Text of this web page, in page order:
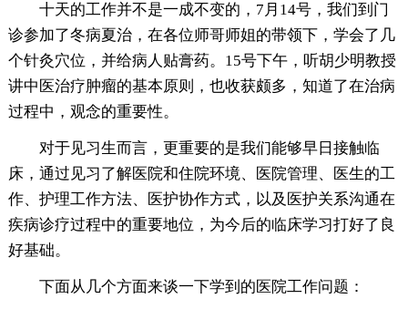
十天的工作并不是一成不变的，7月14号，我们到门
诊参加了冬病夏治，在各位师哥师姐的带领下，学会了几
个针灸穴位，并给病人贴膏药。15号下午，听胡少明教授
讲中医治疗肿瘤的基本原则，也收获颇多，知道了在治病
过程中，观念的重要性。
对于见习生而言，更重要的是我们能够早日接触临
床，通过见习了解医院和住院环境、医院管理、医生的工
作、护理工作方法、医护协作方式，以及医护关系沟通在
疾病诊疗过程中的重要地位，为今后的临床学习打好了良
好基础。
下面从几个方面来谈一下学到的医院工作问题：